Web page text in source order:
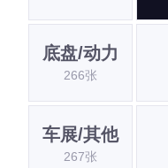
底盘/动力
266张
车展/其他
267张